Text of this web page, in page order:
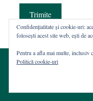
Trimite
Web hosting
Confidențialitate și cookie-uri:
folosești acest site web, ești de
Pentru a afla mai multe, inclusiv
Politică cookie-uri